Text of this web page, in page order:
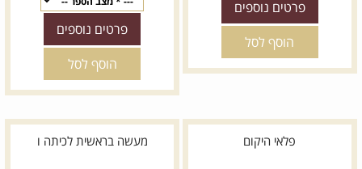
פרטים נוספים
הוסף לסל
פרטים נוספים
הוסף לסל
פלאי היקום מעשה בראשית לכיתה ו